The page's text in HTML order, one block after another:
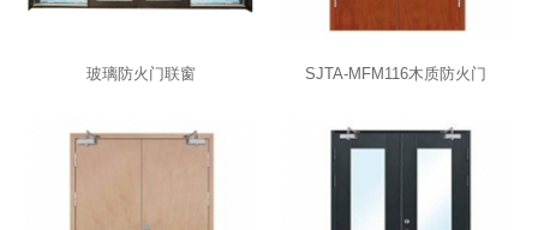
玻璃防火门联窗 SJTA-MFM116木质防火门